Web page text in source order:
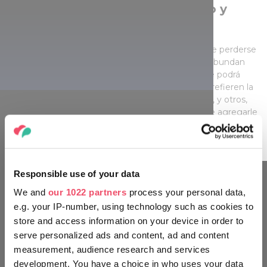
Responsible use of your data
We and our 1022 partners process your personal data,
e.g. your IP-number, using technology such as cookies to
store and access information on your device in order to
serve personalized ads and content, ad and content
measurement, audience research and services
development. You have a choice in who uses your data
Restaurantes típicos de pescado y
En todo caso, si está de visita en Szeged, no debe perderse
un buen plato de sopa de pescado. En la región abundan
los csárda, restaurantes típicos de Hungría, donde podrá
elegir de varias sopas de pescado. Hay quienes prefieren la
de carpa, otros, la de siluro, algunos, con entrañas, y otros,
sin ellas, pero una cosa es incuestionable: hay que agregarle
una buena dosis de pimentón picante de Szeged!
‎¡MUÉVETE EN TU ENTORNO
COMO UN HÚNGARO!